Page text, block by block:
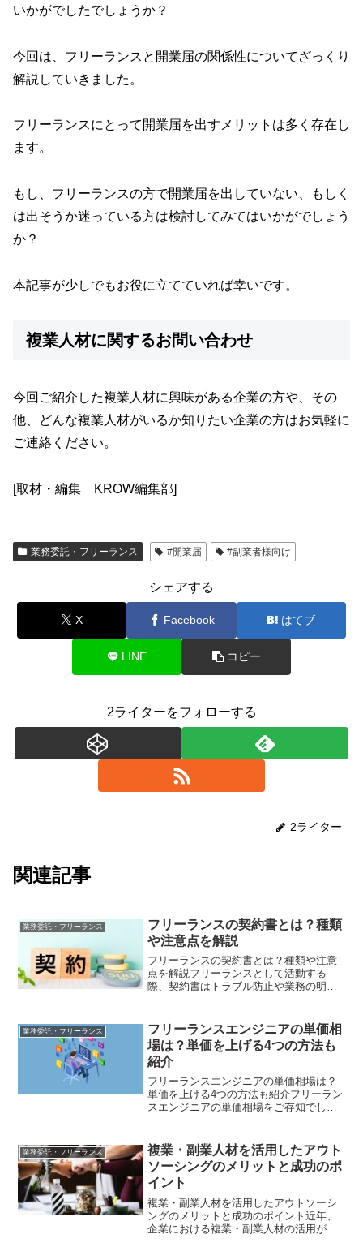
いかがでしたでしょうか？
今回は、フリーランスと開業届の関係性についてざっくり
解説していきました。
フリーランスにとって開業届を出すメリットは多く存在し
ます。
もし、フリーランスの方で開業届を出していない、もしく
は出そうか迷っている方は検討してみてはいかがでしょう
か？
本記事が少しでもお役に立てていれば幸いです。
複業人材に関するお問い合わせ
今回ご紹介した複業人材に興味がある企業の方や、その
他、どんな複業人材がいるか知りたい企業の方はお気軽に
ご連絡ください。
[取材・編集 KROW編集部]
業務委託・フリーランス #開業届 #副業者様向け
シェアする
X Facebook はてブ
LINE コピー
2ライターをフォローする
2ライター
関連記事
業務委託・フリーランス
フリーランスの契約書とは？種類
や注意点を解説
フリーランスの契約書とは？種類や注意
点を解説フリーランスとして活動する
際、契約書はトラブル防止や業務の明確
範囲や報酬、納期などを契約書にしっか
りと記載しておく必要があり...
業務委託・フリーランス
フリーランスエンジニアの単価相
場は？単価を上げる4つの方法も
紹介
フリーランスエンジニアの単価相場は？
単価を上げる4つの方法も紹介フリーラン
スエンジニアの単価相場をご存知でしょ
交渉による収入アップが期待できます。
そこで本記事では、フリ...
業務委託・フリーランス
複業・副業人材を活用したアウト
ソーシングのメリットと成功のポ
イント
複業・副業人材を活用したアウトソーシ
ングのメリットと成功のポイント近年、
企業における複業・副業人材の活用が増